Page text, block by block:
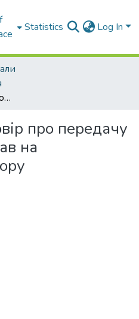
Statistics Log In
Авторський договір про передачу невиключних прав на використання твору
про передачу
на